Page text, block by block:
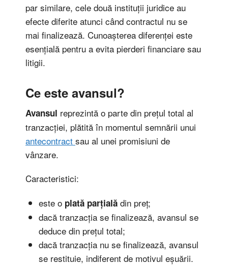
par similare, cele două instituții juridice au
efecte diferite atunci când contractul nu se
mai finalizează. Cunoașterea diferenței este
esențială pentru a evita pierderi financiare sau
litigii.
Ce este avansul?
Avansul reprezintă o parte din prețul total al
tranzacției, plătită în momentul semnării unui
antecontract sau al unei promisiuni de
vânzare.
Caracteristici:
este o plată parțialădin preț;
dacă tranzacția se finalizează, avansul se
deduce din prețul total;
dacă tranzacția nu se finalizează, avansul
se restituie, indiferent de motivul eșuării.